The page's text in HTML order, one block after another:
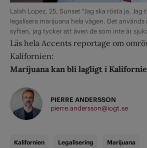
Lalah Lopez, 25, Sunset "Jag ska rösta ja. Jag
legalisera marijuana hela vägen. Det
syften, jag tycker att även de som inte är
Läs hela Accents reportage om
Kalifornien:
Marijuana kan bli lagligt i
PIERRE ANDERSSON
pierre.andersson@iogt.se
Kalifornien Legalisering Marijuana